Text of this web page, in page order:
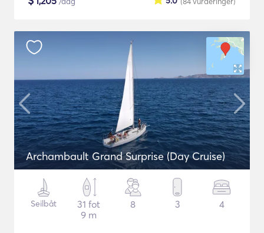
Archambault Grand Surprise (Day Cruise)
Seilbåt
31 fot
9 m
8 3 4